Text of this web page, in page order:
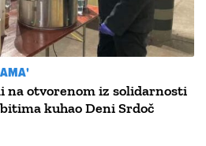
na otvorenom iz solidarnosti
kuhao Deni Srdoč